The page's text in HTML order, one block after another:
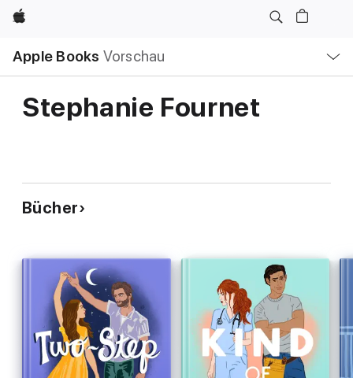
Apple
Apple Books Vorschau
Navigation
Menü
öffnen
Stephanie Fournet
Bücher